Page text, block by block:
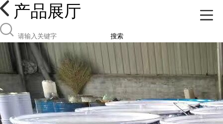
产品展厅
搜索